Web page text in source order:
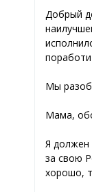
Добрый
Мы
Мама,
Я должен
за свою
хорошо,